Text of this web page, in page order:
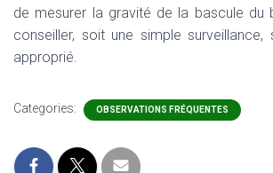
de mesurer la gravité de la bascule du
conseiller, soit une simple
approprié.
Categories: OBSERVATIONS FRÉQUENTES